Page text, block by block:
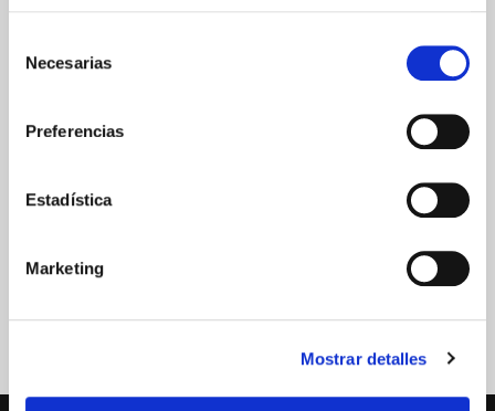
Necesarias
Preferencias
Estadística
Marketing
Mostrar detalles
GARANTÍA DE CALIDAD